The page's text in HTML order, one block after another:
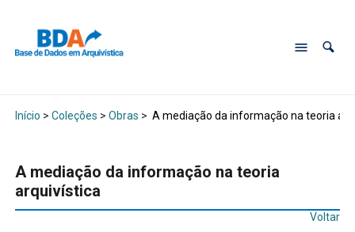
Início > Coleções > Obras > A mediação da informação na teoria
A mediação da informação na teoria
arquivística
Voltar